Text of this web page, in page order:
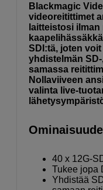
Blackmagic
videoreitittimet
laitteistosi
SDI:tä, joten
yhdistelmän
samassa
Nollaviiveen
valinta live-
40 x 12G-
Tukee jopa
Yhdistää